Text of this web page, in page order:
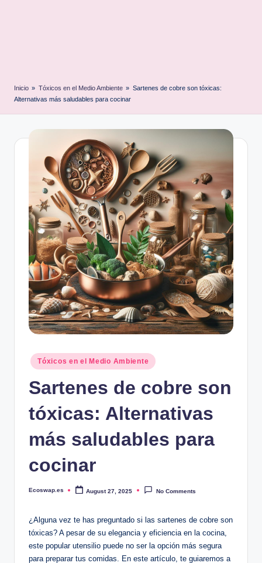
Inicio » Tóxicos en el Medio Ambiente » Sartenes de cobre son tóxicas:
Alternativas más saludables para cocinar
Posted
in
Tóxicos en el Medio Ambiente
Sartenes de cobre son
tóxicas: Alternativas
más saludables para
cocinar
Posted
Ecoswap.es August 27, 2025 No Comments
¿Alguna vez te has preguntado si las sartenes de cobre son
tóxicas? A pesar de su elegancia y eficiencia en la cocina,
este popular utensilio puede no ser la opción más segura
para preparar tus comidas. En este artículo, te guiaremos a